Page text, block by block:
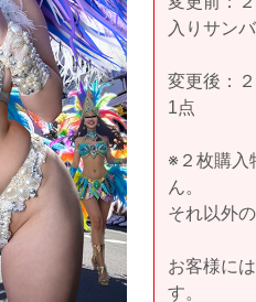
入りサン
変更後：
1点
※２枚購入
ん。
それ以外
お客様に
す。